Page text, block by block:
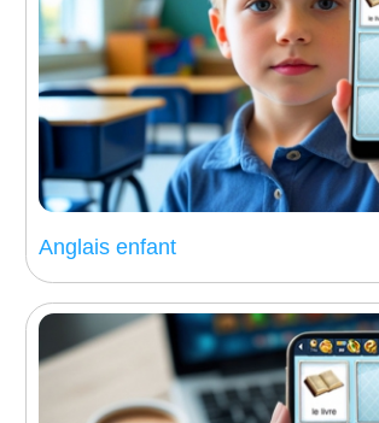
Anglais enfant